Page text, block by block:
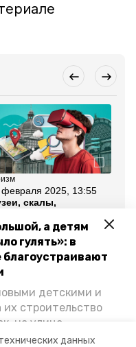
данных
а детям
гулять»: в
детскими и
строительство
на улице
2025, 13:55
скалы,
гид по